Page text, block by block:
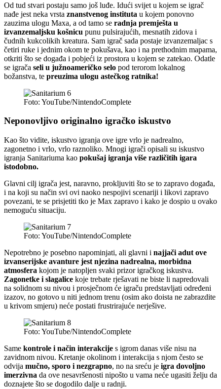
Od tud stvari postaju samo još luđe. Idući svijet u kojem se igrač
nađe jest neka vrsta znanstvenog instituta u kojem ponovno
zauzima ulogu Maxa, a od tamo se radnja premješta u
izvanzemaljsku košnicu punu pulsirajućih, mesnatih zidova i
čudnih kukcolikih kreatura. Sam igrač sada postaje izvanzemaljac s
četiri ruke i jednim okom te pokušava, kao i na prethodnim mapama,
otkriti što se događa i pobjeći iz prostora u kojem se zatekao. Odatle
se igrača seli u južnoameričko selo pod terorom lokalnog
božanstva, te preuzima ulogu astečkog ratnika!
Foto: YouTube/NintendoComplete
Neponovljivo originalno igračko iskustvo
Kao što vidite, iskustvo igranja ove igre vrlo je nadrealno,
zagonetno i vrlo, vrlo raznoliko. Mnogi igrači opisali su iskustvo
igranja Sanitariuma kao pokušaj igranja više različitih igara
istodobno.
Glavni cilj igrača jest, naravno, prokljuviti što se to zapravo događa,
i na koji su način svi ovi naoko nespojivi scenariji i likovi zapravo
povezani, te se prisjetiti tko je Max zapravo i kako je dospio u ovako
nemoguću situaciju.
Foto: YouTube/NintendoComplete
Nepotrebno je posebno napominjati, ali glavni i najjači adut ove
izvanserijske avanture jest njezina nadrealna, morbidna
atmosfera kojom je natopljen svaki prizor igračkog iskustva.
Zagonetke i slagalice koje trebate rješavati ne biste li napredovali
na solidnom su nivou i prosječnom će igraču predstavljati određeni
izazov, no gotovo u niti jednom trenu (osim ako doista ne zabrazdite
u krivom smjeru) neće postati frustrirajuće nerješive.
Foto: YouTube/NintendoComplete
Same kontrole i način interakcije s igrom danas više nisu na
zavidnom nivou. Kretanje okolinom i interakcija s njom često se
odvija mučno, sporo i nezgrapno, no na sreću je igra dovoljno
imerzivna da ove nesavršenosti nipošto u vama neće ugasiti želju da
doznajete što se dogodilo dalje u radnji.